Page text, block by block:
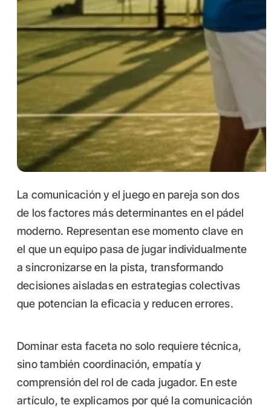
La comunicación y el juego en pareja son dos
de los factores más determinantes en el pádel
moderno. Representan ese momento clave en
el que un equipo pasa de jugar individualmente
a sincronizarse en la pista, transformando
decisiones aisladas en estrategias colectivas
que potencian la eficacia y reducen errores.
Dominar esta faceta no solo requiere técnica,
sino también coordinación, empatía y
comprensión del rol de cada jugador. En este
artículo, te explicamos por qué la comunicación